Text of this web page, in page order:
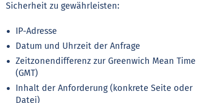
Sicherheit zu gewährleisten:
IP-Adresse
Datum und Uhrzeit der Anfrage
Zeitzonendifferenz zur Greenwich Mean Time
(GMT)
Inhalt der Anforderung (konkrete Seite oder
Datei)